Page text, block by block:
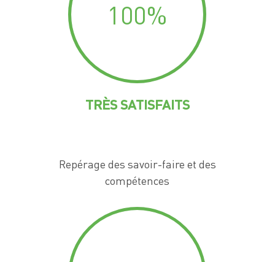
100%
TRÈS SATISFAITS
Repérage des savoir-faire et des
compétences